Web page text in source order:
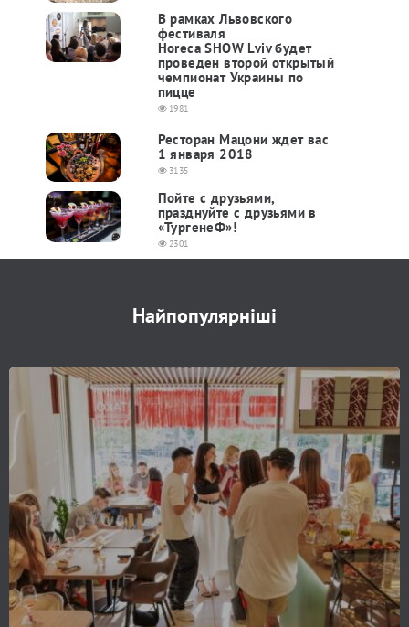
В рамках Львовского
фестиваля
Horeca SHOW Lviv будет
проведен второй открытый
чемпионат Украины по
пицце
1981
Ресторан Мацони ждет вас
1 января 2018
3135
Пойте с друзьями,
празднуйте с друзьями в
«ТургенеФ»!
2301
Найпопулярніші